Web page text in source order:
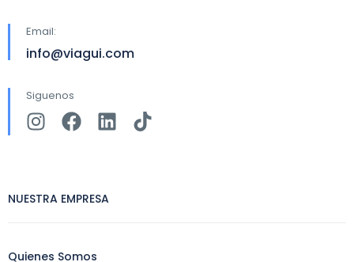
Email:
info@viagui.com
Siguenos
NUESTRA EMPRESA
Quienes Somos